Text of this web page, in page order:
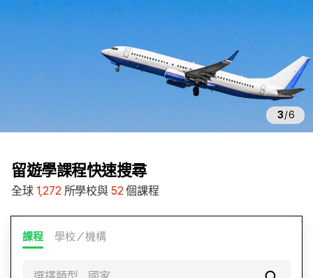
3/6
留遊學課程快速搜尋
全球 1,272 所學校與 52 個課程
課程 學校／機構